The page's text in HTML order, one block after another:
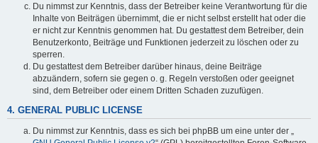
Du nimmst zur Kenntnis, dass der Betreiber keine Verantwortung für die
Inhalte von Beiträgen übernimmt, die er nicht selbst erstellt hat oder die
er nicht zur Kenntnis genommen hat. Du gestattest dem Betreiber, dein
Benutzerkonto, Beiträge und Funktionen jederzeit zu löschen oder zu
sperren.
Du gestattest dem Betreiber darüber hinaus, deine Beiträge
abzuändern, sofern sie gegen o. g. Regeln verstoßen oder geeignet
sind, dem Betreiber oder einem Dritten Schaden zuzufügen.
4. GENERAL PUBLIC LICENSE
Du nimmst zur Kenntnis, dass es sich bei phpBB um eine unter der „